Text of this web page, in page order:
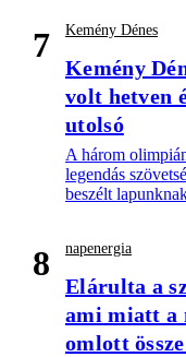
7 Kemény Dénes
Kemény
volt hetven
utolsó
A három
legendás
beszélt
8 napenergia
Elárulta a
ami miatt a
omlott